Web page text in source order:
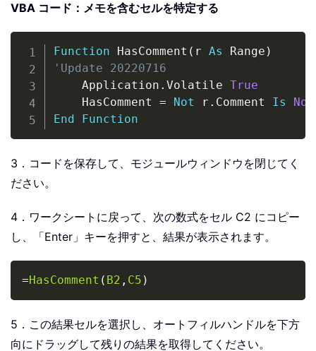
VBA コード：メモを含むセルを特定する
Function HasComment ( r As Range )
'Update 20220716
    Application
. Volatile True
    HasComment
= Not r . Comment Is
End
Function
Copy
3．コードを保存して、モジュールウィンドウを閉じてく
ださい。
4．ワークシートに戻って、次の数式をセル C2 にコピー
し、「Enter」キーを押すと、結果が表示されます。
=HasComment ( B2 , C5 )
5．この結果セルを選択し、オートフィルハンドルを下方
向にドラッグして残りの結果を取得してください。